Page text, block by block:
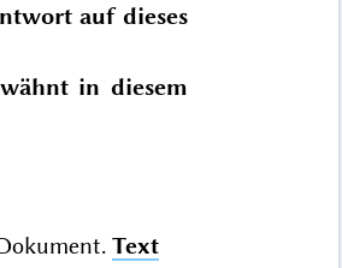
auf dieses
in diesem
Text